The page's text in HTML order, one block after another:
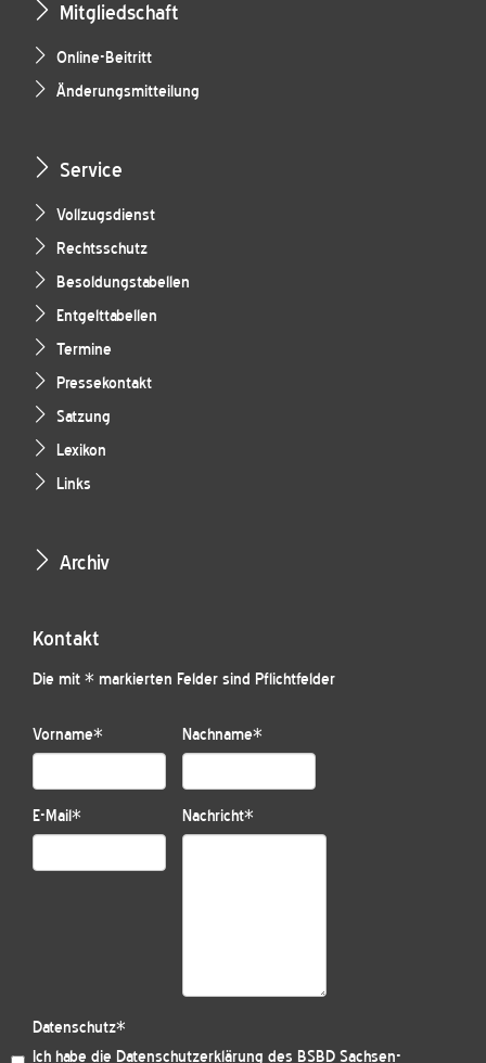
Mitgliedschaft
Online-Beitritt
Änderungsmitteilung
Service
Vollzugsdienst
Rechtsschutz
Besoldungstabellen
Entgelttabellen
Termine
Pressekontakt
Satzung
Lexikon
Links
Archiv
Kontakt
Die mit * markierten Felder sind Pflichtfelder
Vorname* Nachname*
E-Mail* Nachricht*
Datenschutz*
Ich habe die Datenschutzerklärung des BSBD Sachsen-